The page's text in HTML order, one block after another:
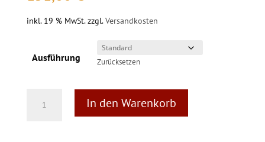
inkl. 19 % MwSt. zzgl.Versandkosten
Ausführung Zurücksetzen
Wildforms
In den Warenkorb